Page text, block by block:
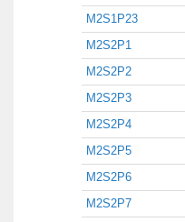
M2S1P23
M2S2P1
M2S2P2
M2S2P3
M2S2P4
M2S2P5
M2S2P6
M2S2P7